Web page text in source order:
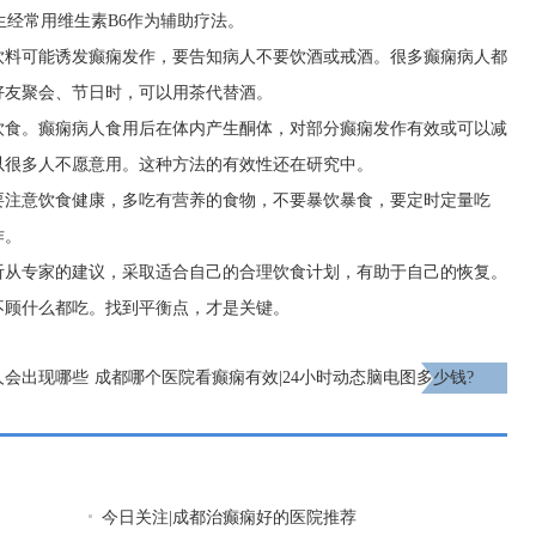
常用维生素B6作为辅助疗法。
可能诱发癫痫发作，要告知病人不要饮酒或戒酒。很多癫痫病人都
聚会、节日时，可以用茶代替酒。
。癫痫病人食用后在体内产生酮体，对部分癫痫发作有效或可以减
多人不愿意用。这种方法的有效性还在研究中。
意饮食健康，多吃有营养的食物，不要暴饮暴食，要定时定量吃
专家的建议，采取适合自己的合理饮食计划，有助于自己的恢复。
什么都吃。找到平衡点，才是关键。
会出现哪些 成都哪个医院看癫痫有效|24小时动态脑电图多少钱?
今日关注|成都治癫痫好的医院推荐